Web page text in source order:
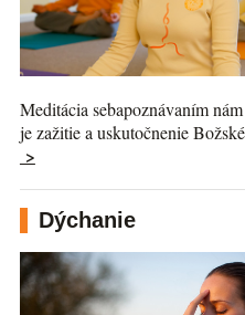
Meditácia sebapoznávaním
je zažitie a uskutočnenie
>
Dýchanie